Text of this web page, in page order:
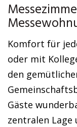
Komfort für
oder mit
den
Gäste
zentralen